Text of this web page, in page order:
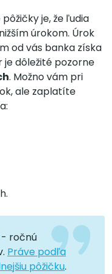
je, že ľudia
úrokom. Úrok
od vás banka získa
je dôležité pozorne
. Možno vám pri
ale zaplatíte
- ročnú
Práve podľa
pôžičku.